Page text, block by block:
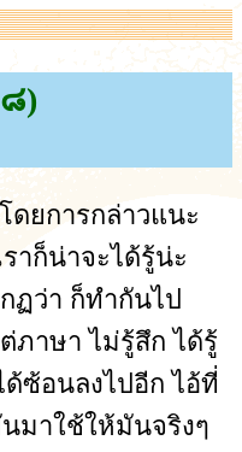
)
ดยการกล่าวแนะ
าก็น่าจะได้รู้น่ะ
ฏว่า ก็ทำกันไป
ภาษา ไม่รู้สึก ได้รู้
ซ้อนลงไปอีก ไอ้ที่
มาใช้ให้มันจริงๆ